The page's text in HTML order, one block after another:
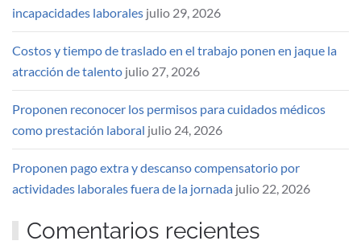
incapacidades laborales julio 29, 2026
Costos y tiempo de traslado en el trabajo ponen en jaque la
atracción de talento julio 27, 2026
Proponen reconocer los permisos para cuidados médicos
como prestación laboral julio 24, 2026
Proponen pago extra y descanso compensatorio por
actividades laborales fuera de la jornada julio 22, 2026
Comentarios recientes